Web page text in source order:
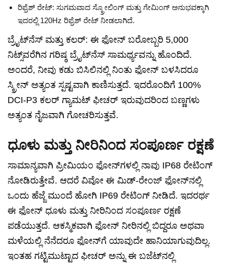
ರಿಫ್ರೆಶ್ ರೇಟ್: ಸುಗಮವಾದ ಸ್ಕ್ರೋಲಿಂಗ್ ಮತ್ತು ಗೇಮಿಂಗ್ ಅನುಭವಕ್ಕಾಗಿ
ಇದರಲ್ಲಿ 120Hz ರಿಫ್ರೆಶ್ ರೇಟ್ ನೀಡಲಾಗಿದೆ.
ಬ್ರೈಟ್‌ನೆಸ್ ಮತ್ತು ಕಲರ್: ಈ ಫೋನ್ ಬರೋಬ್ಬರಿ 5,000
ನಿಟ್ಸ್‌ವರೆಗಿನ ಗರಿಷ್ಠ ಬ್ರೈಟ್‌ನೆಸ್ ಸಾಮರ್ಥ್ಯವನ್ನು ಹೊಂದಿದೆ.
ಅಂದರೆ, ನೀವು ಕಡು ಬಿಸಿಲಿನಲ್ಲಿ ನಿಂತು ಫೋನ್ ಬಳಸಿದರೂ
ಸ್ಕ್ರೀನ್ ಅತ್ಯಂತ ಸ್ಪಷ್ಟವಾಗಿ ಕಾಣಿಸುತ್ತದೆ. ಇದರೊಂದಿಗೆ 100%
DCI-P3 ಕಲರ್ ಗ್ಯಾಮಟ್ ಫೀಚರ್ ಇರುವುದರಿಂದ ಬಣ್ಣಗಳು
ಅತ್ಯಂತ ನೈಜವಾಗಿ ಗೋಚರಿಸುತ್ತವೆ.
ಧೂಳು ಮತ್ತು ನೀರಿನಿಂದ ಸಂಪೂರ್ಣ ರಕ್ಷಣೆ
ಸಾಮಾನ್ಯವಾಗಿ ಪ್ರೀಮಿಯಂ ಫೋನ್‌ಗಳಲ್ಲಿ ನಾವು IP68 ರೇಟಿಂಗ್
ನೋಡಿರುತ್ತೇವೆ. ಆದರೆ ವಿವೋ ಈ ಮಿಡ್-ರೇಂಜ್ ಫೋನ್‌ನಲ್ಲಿ
ಒಂದು ಹೆಜ್ಜೆ ಮುಂದೆ ಹೋಗಿ IP69 ರೇಟಿಂಗ್ ನೀಡಿದೆ. ಇದರರ್ಥ
ಈ ಫೋನ್ ಧೂಳು ಮತ್ತು ನೀರಿನಿಂದ ಸಂಪೂರ್ಣ ರಕ್ಷಣೆ
ಪಡೆಯುತ್ತದೆ. ಆಕಸ್ಮಿಕವಾಗಿ ಫೋನ್ ನೀರಿನಲ್ಲಿ ಬಿದ್ದರೂ ಅಥವಾ
ಮಳೆಯಲ್ಲಿ ನೆನೆದರೂ ಫೋನ್‌ಗೆ ಯಾವುದೇ ಹಾನಿಯಾಗುವುದಿಲ್ಲ.
ಇಂತಹ ಗಟ್ಟಿಮುಟ್ಟಾದ ಫೀಚರ್ ಅನ್ನು ಈ ಬಜೆಟ್‌ನಲ್ಲಿ